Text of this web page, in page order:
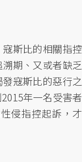
斯比的相關指控
期、又或者缺乏
寇斯比的惡行之
年一名受害者
侵指控起訴，才